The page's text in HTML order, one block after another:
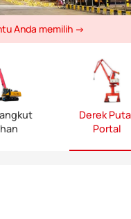
Anda memilih →
Derek
Portal